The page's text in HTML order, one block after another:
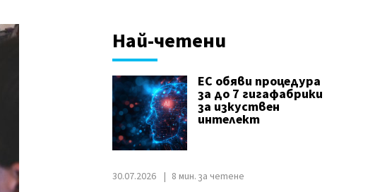
Най-четени
ЕС обяви процедура
за до 7 гигафабрики
за изкуствен
интелект
30.07.2026 8 мин. за четене